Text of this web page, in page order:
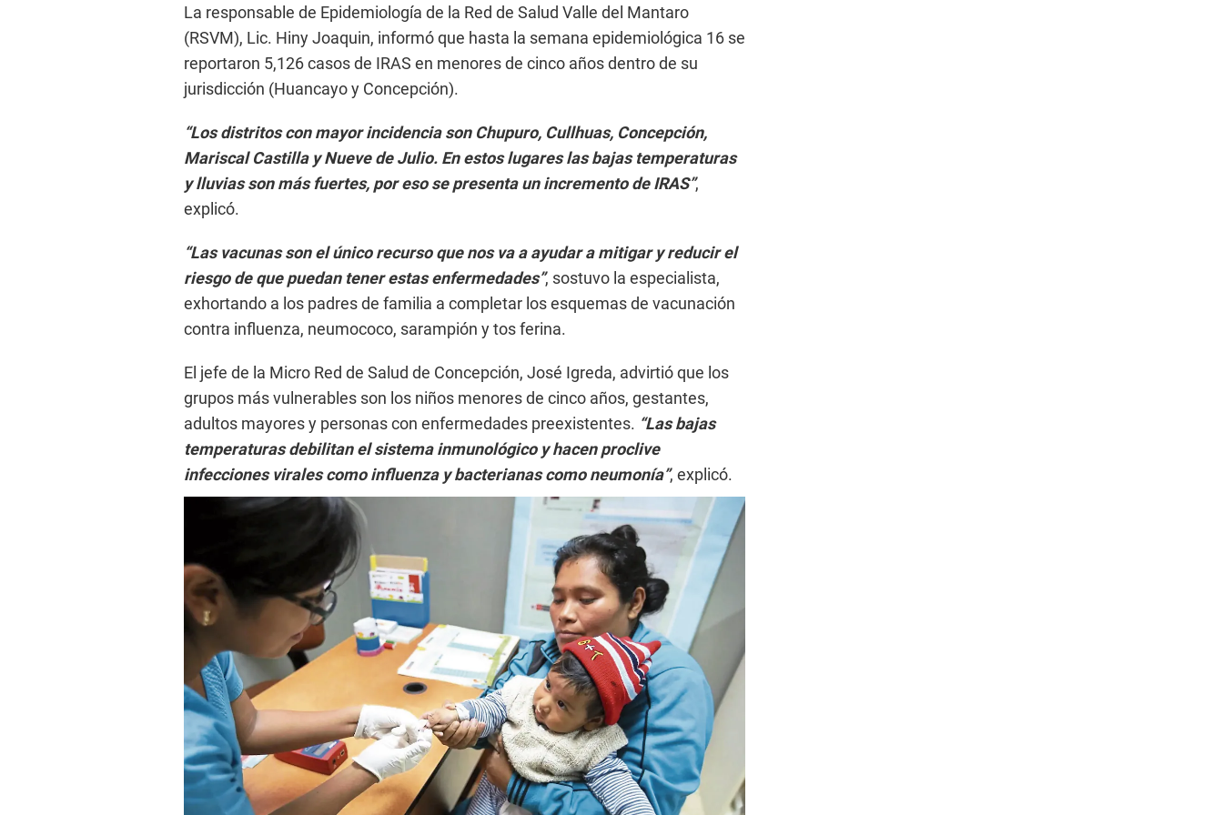
La responsable de Epidemiología de la Red de Salud Valle del Mantaro
(RSVM), Lic. Hiny Joaquin, informó que hasta la semana epidemiológica 16 se
reportaron 5,126 casos de IRAS en menores de cinco años dentro de su
jurisdicción (Huancayo y Concepción).
“Los distritos con mayor incidencia son Chupuro, Cullhuas, Concepción,
Mariscal Castilla y Nueve de Julio. En estos lugares las bajas temperaturas
y lluvias son más fuertes, por eso se presenta un incremento de IRAS”,
explicó.
“Las vacunas son el único recurso que nos va a ayudar a mitigar y reducir el
riesgo de que puedan tener estas enfermedades”, sostuvo la especialista,
exhortando a los padres de familia a completar los esquemas de vacunación
contra influenza, neumococo, sarampión y tos ferina.
El jefe de la Micro Red de Salud de Concepción, José Igreda, advirtió que los
grupos más vulnerables son los niños menores de cinco años, gestantes,
adultos mayores y personas con enfermedades preexistentes. “Las bajas
temperaturas debilitan el sistema inmunológico y hacen proclive
infecciones virales como influenza y bacterianas como neumonía”, explicó.